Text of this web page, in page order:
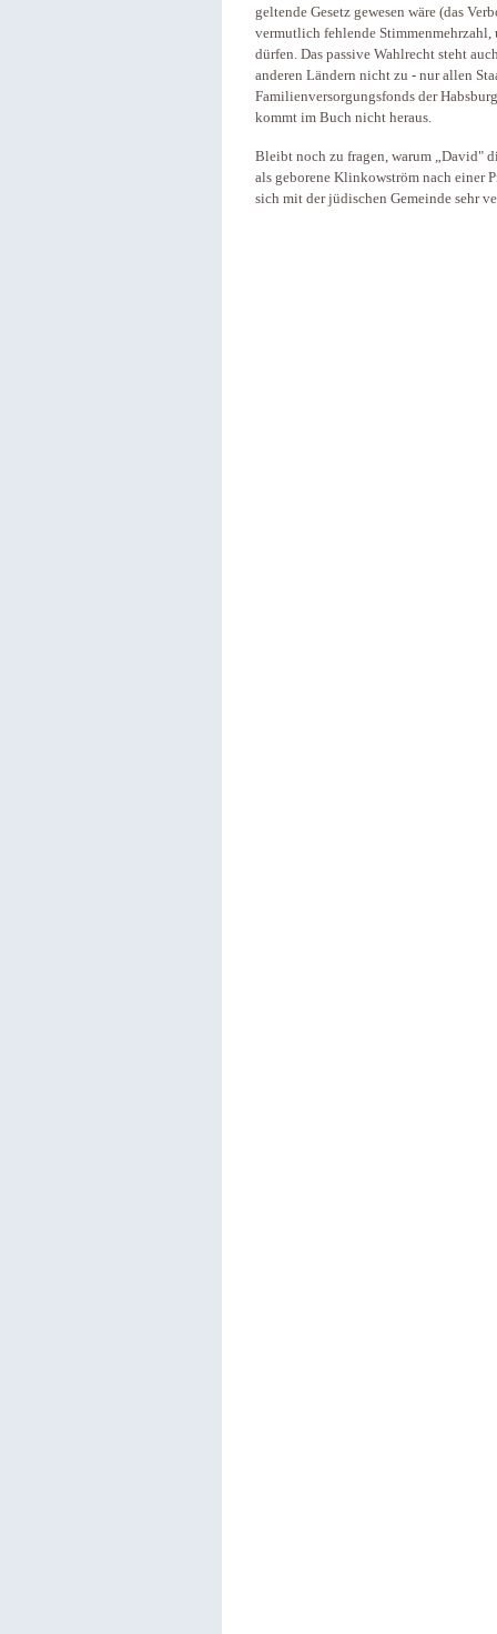
geltende Gesetz gewesen wäre (das
vermutlich fehlende Stimmenmehrzahl,
dürfen. Das passive Wahlrecht steht
anderen Ländern nicht zu - nur allen
Familienversorgungsfonds der
kommt im Buch nicht heraus.
Bleibt noch zu fragen, warum „David"
als geborene Klinkowström nach einer
sich mit der jüdischen Gemeinde sehr